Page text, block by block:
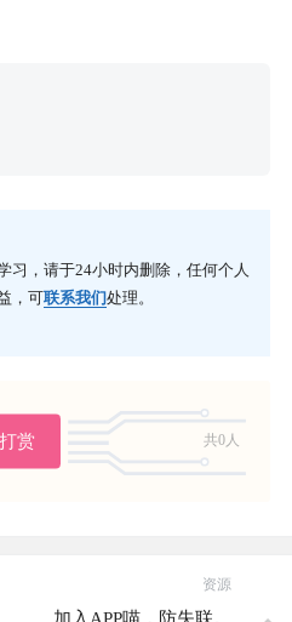
习，请于24小时内删除，任何个人
，可联系我们处理。
赏
共0人
资源
加入APP喵，防失联。